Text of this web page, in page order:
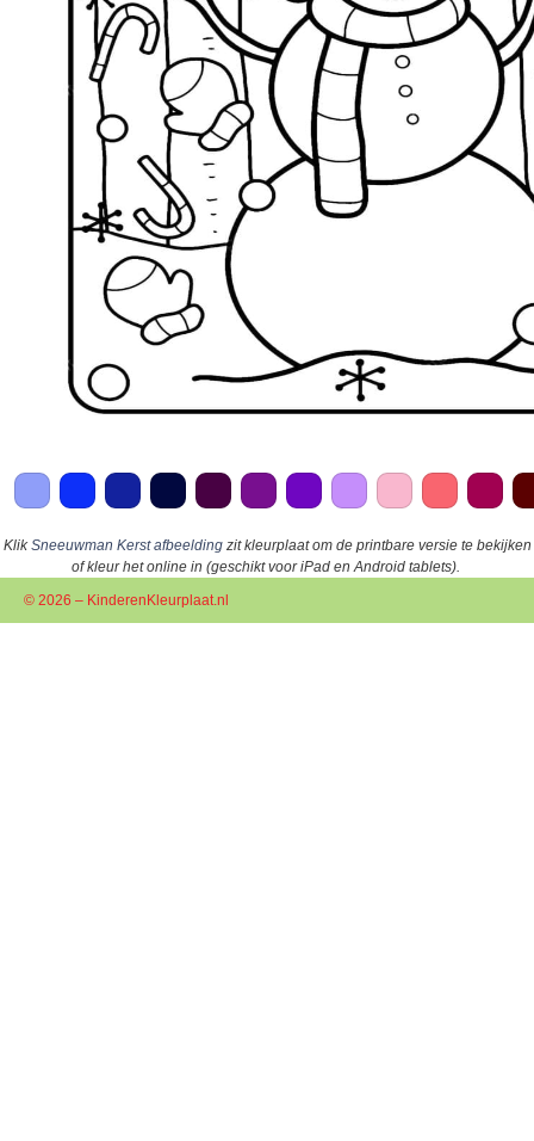
KlikSneeuwman Kerst afbeeldingzit kleurplaat om de printbare versie te bekijken
of kleur het online in (geschikt voor iPad en Android tablets).
© 2026 – KinderenKleurplaat.nl